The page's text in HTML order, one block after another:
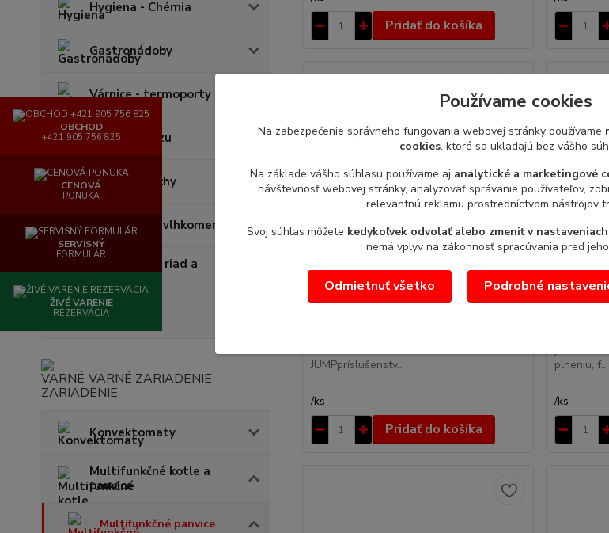
Hygiena - Chémia
Gastronádoby
Várnice - termoporty
Lapače hmyzu
Batérie, sprchy
Teplomery - vlhkomery
Jednorázový riad a
Sage
VARNÉ ZARIADENIE
Konvektomaty
Multifunkčné kotle a
panvice
Multifunkčné panvice
Pridať do košíka
požiadanie. Príslušenstvo JIPA
JUMPpríslušenstv...
/ks
Pridať do košíka
plneniu, f...
/ks
OBCHOD
+421 905 756 825
CENOVÁ
PONUKA
SERVISNÝ
FORMULÁR
ŽIVÉ VARENIE
REZERVÁCIA
Používame cookies
Na zabezpečenie správneho fungovania webovej stránky používame
cookies, ktoré sa ukladajú bez vášho
Na základe vášho súhlasu používame aj analytické a marketingové
návštevnosť webovej stránky, analyzovať správanie používateľov,
relevantnú reklamu prostredníctvom nástrojov
Svoj súhlas môžete kedykoľvek odvolať alebo zmeniť v
nemá vplyv na zákonnosť spracúvania pred
Odmietnuť všetko Podrobné